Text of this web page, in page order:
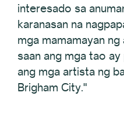
interesado sa
karanasan na
mga mamamayan
saan ang mga tao
ang mga artista ng
Brigham City."